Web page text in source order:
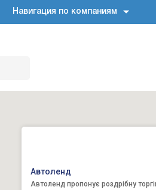
Навигация по компаниям
Автоленд
Автоленд пропонує роздрібну